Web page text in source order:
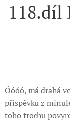
118.díl
Óóóó, má drahá
příspěvku z
toho trochu